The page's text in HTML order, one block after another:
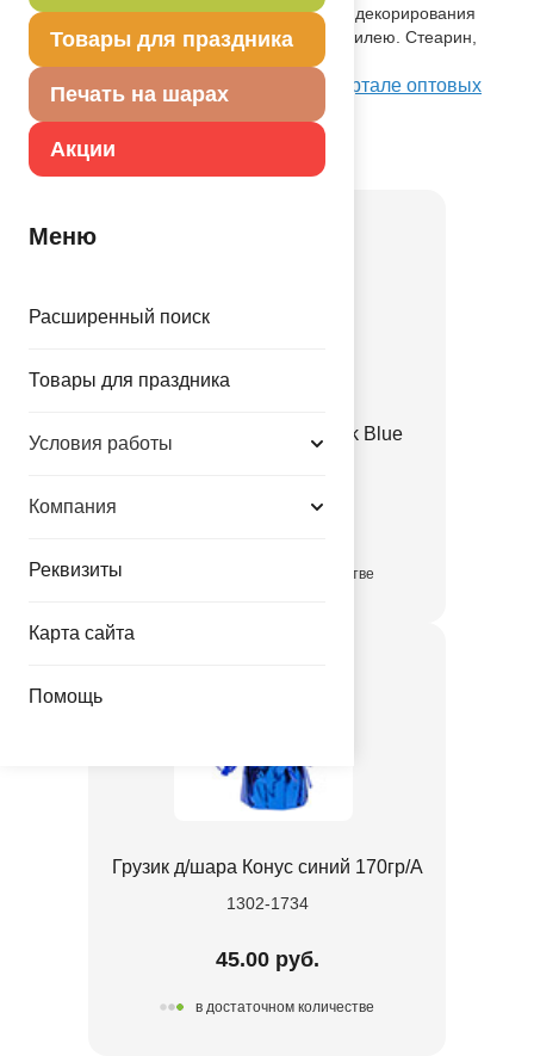
Товары для праздника
Печать на шарах
Акции
Меню
Расширенный поиск
Товары для праздника
Условия работы
Компания
Реквизиты
Карта сайта
Помощь
Birthday to you". Отличное решение для декорирования
торта, десерта ко дню рождения или юбилею. Стеарин,
Посмотреть Свеча муз синяя/V на Портале оптовых
закупок
Товар из коллекции
Е 12" Пастель Retro Black Blue
в достаточном количестве
Грузик д/шара Конус синий 170гр/A
1302-1734
45.00 руб.
в достаточном количестве